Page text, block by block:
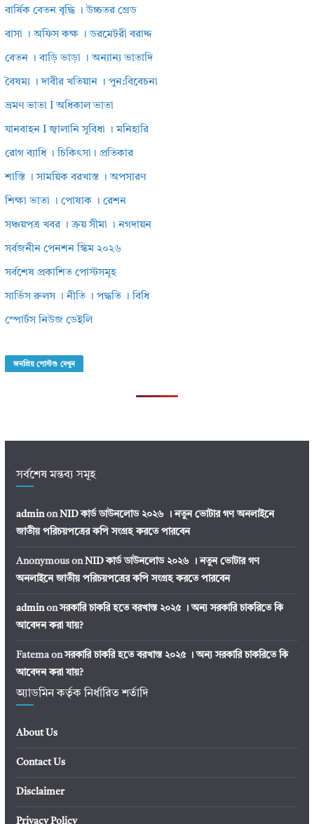
বার্ষিক বেতন বৃদ্ধি । উচ্চতর গ্রেড
বাসা । অফিস কক্ষ । ডরমেটরী বরাদ্দ
বেতন । বাড়ি ভাড়া । অন্যান্য ভাতাদি
বৈষম্য । দাবীর খতিয়ান । পুন:বিবেচনা
ভ্রমণ ভাতা I অধিকাল ভাতা
যানবাহন I জ্বালানি সুবিধা । মনিহারি
রোগ ব্যাধি । চিকিৎসা। প্রতিকার
শাস্তি । সাময়িক বরখাস্ত । অপসারণ
শিক্ষা ভাতা । পোষাক । রেশন
সঞ্চয়পত্র খবর । ক্রয় সীমা । নগদায়ন
সর্বজনীন পেনশন স্কিম ২০২৬
সর্বশেষ প্রকাশিত পোস্টসমূহ
সার্ভিস রুলস । নীতি । পদ্ধতি । বিধি
স্পোর্টস নিউজ ডেইলি
জনপ্রিয় পোস্টগু দেখুন
সর্বশেষ মন্তব্য সমূহ
adminonNID কার্ড ডাউনলোড ২০২৬ । নতুন ভোটার গণ অনলাইনে
জাতীয় পরিচয়পত্রের কপি সংগ্রহ করতে পারবেন
AnonymousonNID কার্ড ডাউনলোড ২০২৬ । নতুন ভোটার গণ
অনলাইনে জাতীয় পরিচয়পত্রের কপি সংগ্রহ করতে পারবেন
adminonসরকারি চাকরি হতে বরখাস্ত ২০২৫ । অন্য সরকারি চাকরিতে কি
আবেদন করা যায়?
Fatemaonসরকারি চাকরি হতে বরখাস্ত ২০২৫ । অন্য সরকারি চাকরিতে কি
আবেদন করা যায়?
অ্যাডমিন কর্তৃক নির্ধারিত শর্তাদি
About Us
Contact Us
Disclaimer
Privacy Policy